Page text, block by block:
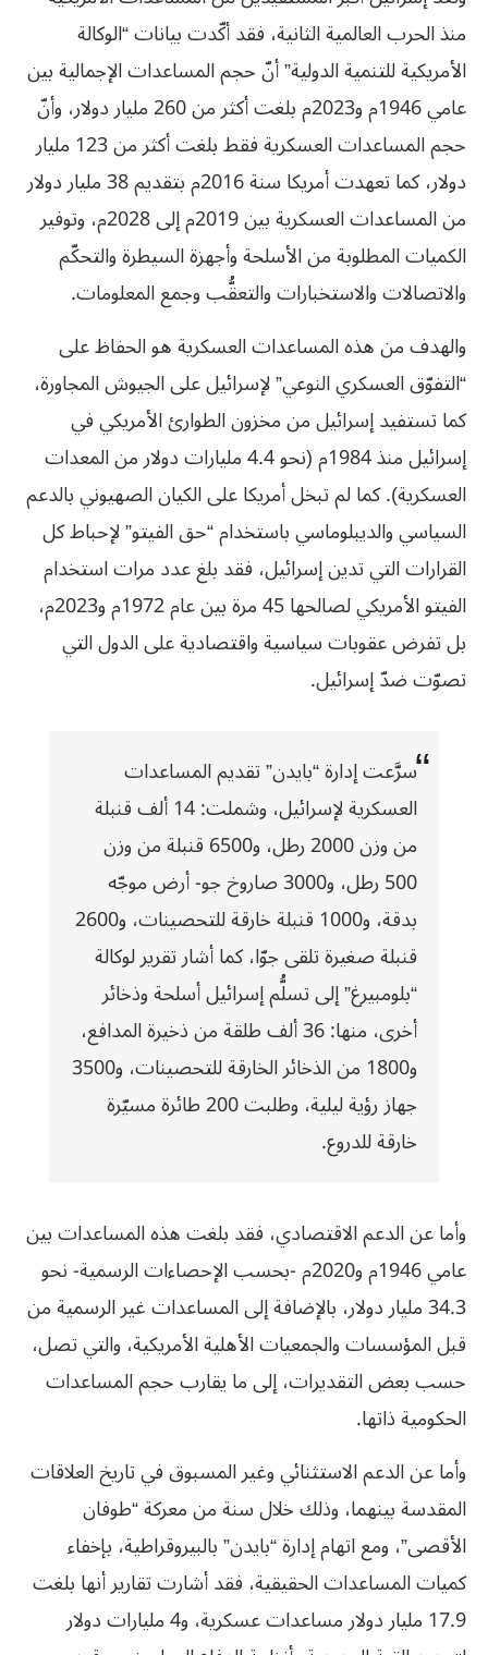
منذ الحرب العالمية الثانية، فقد أكّدت بيانات “الوكالة
الأمريكية للتنمية الدولية” أنّ حجم المساعدات الإجمالية بين
عامي 1946م و2023م بلغت أكثر من 260 مليار دولار، وأنّ
حجم المساعدات العسكرية فقط بلغت أكثر من 123 مليار
دولار، كما تعهدت أمريكا سنة 2016م بتقديم 38 مليار دولار
من المساعدات العسكرية بين 2019م إلى 2028م، وتوفير
الكميات المطلوبة من الأسلحة وأجهزة السيطرة والتحكّم
والاتصالات والاستخبارات والتعقُّب وجمع المعلومات.
والهدف من هذه المساعدات العسكرية هو الحفاظ على
“التفوّق العسكري النوعي” لإسرائيل على الجيوش المجاورة،
كما تستفيد إسرائيل من مخزون الطوارئ الأمريكي في
إسرائيل منذ 1984م (نحو 4.4 مليارات دولار من المعدات
العسكرية). كما لم تبخل أمريكا على الكيان الصهيوني بالدعم
السياسي والديبلوماسي باستخدام “حق الفيتو” لإحباط كل
القرارات التي تدين إسرائيل، فقد بلغ عدد مرات استخدام
الفيتو الأمريكي لصالحها 45 مرة بين عام 1972م و2023م،
بل تفرض عقوبات سياسية واقتصادية على الدول التي
تصوّت ضدّ إسرائيل.
سرَّعت إدارة “بايدن” تقديم المساعدات
العسكرية لإسرائيل، وشملت: 14 ألف قنبلة
من وزن 2000 رطل، و6500 قنبلة من وزن
500 رطل، و3000 صاروخ جو- أرض موجّه
بدقة، و1000 قنبلة خارقة للتحصينات، و2600
قنبلة صغيرة تلقى جوّا، كما أشار تقرير لوكالة
“بلومبيرغ” إلى تسلُّم إسرائيل أسلحة وذخائر
أخرى، منها: 36 ألف طلقة من ذخيرة المدافع،
و1800 من الذخائر الخارقة للتحصينات، و3500
جهاز رؤية ليلية، وطلبت 200 طائرة مسيّرة
خارقة للدروع.
وأما عن الدعم الاقتصادي، فقد بلغت هذه المساعدات بين
عامي 1946م و2020م -بحسب الإحصاءات الرسمية- نحو
34.3 مليار دولار، بالإضافة إلى المساعدات غير الرسمية من
قبل المؤسسات والجمعيات الأهلية الأمريكية، والتي تصل،
حسب بعض التقديرات، إلى ما يقارب حجم المساعدات
الحكومية ذاتها.
وأما عن الدعم الاستثنائي وغير المسبوق في تاريخ العلاقات
المقدسة بينهما، وذلك خلال سنة من معركة “طوفان
الأقصى”، ومع اتهام إدارة “بايدن” بالبيروقراطية، بإخفاء
كميات المساعدات الحقيقية، فقد أشارت تقارير أنها بلغت
17.9 مليار دولار مساعدات عسكرية، و4 مليارات دولار